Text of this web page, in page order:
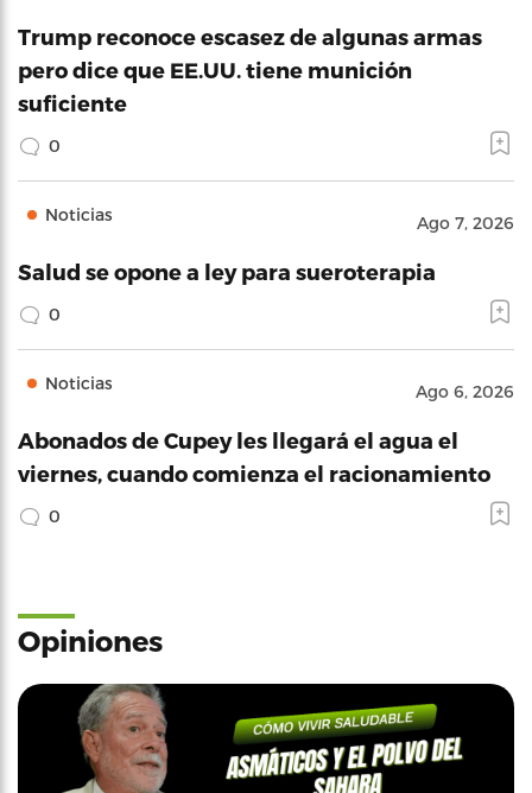
Trump reconoce escasez de algunas armas
pero dice que EE.UU. tiene munición
suficiente
0
Noticias Ago 7, 2026
Salud se opone a ley para sueroterapia
0
Noticias Ago 6, 2026
Abonados de Cupey les llegará el agua el
viernes, cuando comienza el racionamiento
0
Opiniones